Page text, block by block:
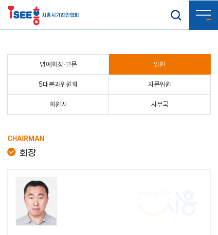
명예회장·고문 임원
5대분과위원회 자문위원
회원사 사무국
CHAIRMAN
회장